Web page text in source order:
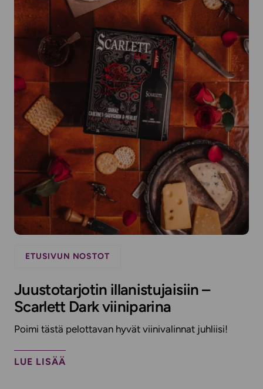
ETUSIVUN NOSTOT
Juustotarjotin illanistujaisiin –
Scarlett Dark viiniparina
Poimi tästä pelottavan hyvät viinivalinnat juhliisi!
LUE LISÄÄ